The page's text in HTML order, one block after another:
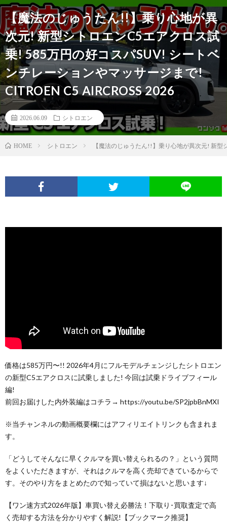
【魔法のじゅうたん!!】乗り心地が異
次元! 新型シトロエンC5エアクロス試
乗! 585万円の好コスパSUV! シートベ
ンチレーションやマッサージまで!
CITROEN C5 AIRCROSS 2026
2026.06.09 シトロエン
HOME シトロエン 【魔法のじゅうたん!!】乗り心地が異次元! 新型
価格は585万円〜!! 2026年4月にフルモデルチェンジしたシトロエン
の新型C5エアクロスに試乗しました! 今回は試乗ドライブフィール
編!
前回お届けした内外装編はコチラ→ https://youtu.be/SP2jpbBnMXI
※当チャンネルの動画概要欄にはアフィリエイトリンクも含まれま
す。
「どうしてそんなに早くクルマを買い替えられるの？」という質問
をよくいただきますが、それはクルマを高く売却できているからで
す。そのやり方をまとめたので知っていて損はないと思います↓
【ワン速方式2026年版】車買い替え必勝法！下取り･買取査定で高
く売却する方法を分かりやすく解説!【ブックマーク推奨】